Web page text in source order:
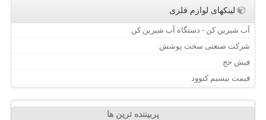
لینکهای لوازم فلزی
آب شیرین کن - دستگاه آب شیرین کن
شرکت صنعتی سخت پوشش
فیش حج
قیمت بیسیم کنوود
پربیننده ترین ها